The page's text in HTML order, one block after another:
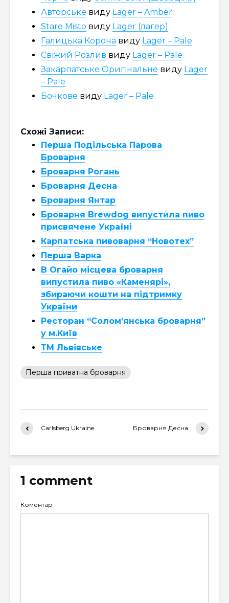
Авторське виду Lager – Amber
Stare Misto виду Lager (лагер)
Галицька Корона виду Lager – Pale
Свіжий Розлив виду Lager – Pale
Закарпатське Оригінальне виду Lager
– Pale
Бочкове виду Lager – Pale
Схожі Записи:
Перша Подільська Парова
Броварня
Броварня Рогань
Броварня Десна
Броварня Янтар
Броварня Brewdog випустила пиво
присвячене Україні
Карпатська пивоварня “Новотех”
Перша Варка
В Огайо місцева броварня
випустила пиво «Каменярі»,
збираючи кошти на підтримку
України
Ресторан “Солом’янська броварня”
у м.Київ
ТМ Львівське
Перша приватна броварня
Carlsberg Ukraine Броварня Десна
1 comment
Коментар